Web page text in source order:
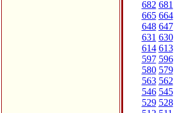
682 681
665 664
648 647
631 630
614 613
597 596
580 579
563 562
546 545
529 528